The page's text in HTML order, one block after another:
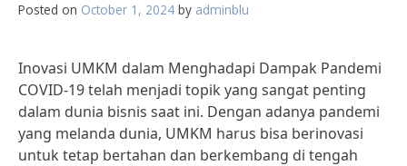
Posted on October 1, 2024 by adminblu
Inovasi UMKM dalam Menghadapi Dampak Pandemi
COVID-19 telah menjadi topik yang sangat penting
dalam dunia bisnis saat ini. Dengan adanya pandemi
yang melanda dunia, UMKM harus bisa berinovasi
untuk tetap bertahan dan berkembang di tengah